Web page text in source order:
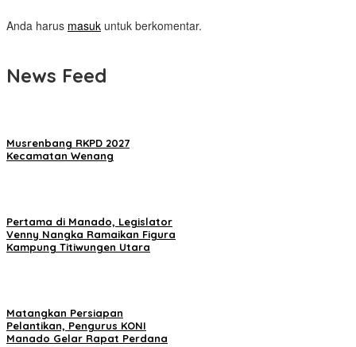
Anda harus masuk untuk berkomentar.
News Feed
Musrenbang RKPD 2027
Kecamatan Wenang
Pertama di Manado, Legislator
Venny Nangka Ramaikan Figura
Kampung Titiwungen Utara
Matangkan Persiapan
Pelantikan, Pengurus KONI
Manado Gelar Rapat Perdana